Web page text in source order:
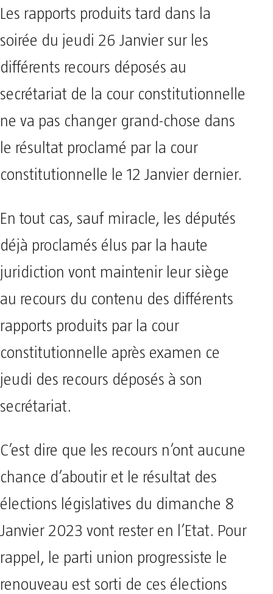
Les rapports produits tard dans la
soirée du jeudi 26 Janvier sur les
différents recours déposés au
secrétariat de la cour constitutionnelle
ne va pas changer grand-chose dans
le résultat proclamé par la cour
constitutionnelle le 12 Janvier dernier.
En tout cas, sauf miracle, les députés
déjà proclamés élus par la haute
juridiction vont maintenir leur siège
au recours du contenu des différents
rapports produits par la cour
constitutionnelle après examen ce
jeudi des recours déposés à son
secrétariat.
C’est dire que les recours n’ont aucune
chance d’aboutir et le résultat des
élections législatives du dimanche 8
Janvier 2023 vont rester en l’Etat. Pour
rappel, le parti union progressiste le
renouveau est sorti de ces élections